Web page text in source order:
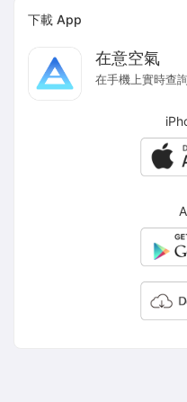
下載 App
在意空氣
在手機上實時查